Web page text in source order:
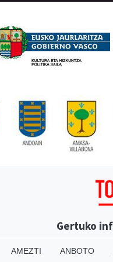
Gertuko
AMEZTI ANBOTO